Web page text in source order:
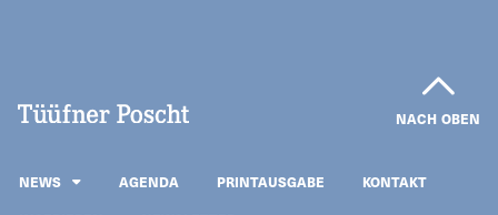
NACH OBEN
NEWS AGENDA PRINTAUSGABE
KONTAKT